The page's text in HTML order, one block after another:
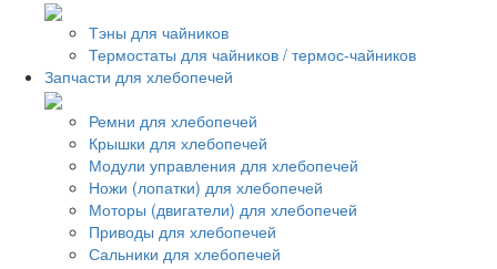
Тэны для чайников
Термостаты для чайников / термос-чайников
Запчасти для хлебопечей
Ремни для хлебопечей
Крышки для хлебопечей
Модули управления для хлебопечей
Ножи (лопатки) для хлебопечей
Моторы (двигатели) для хлебопечей
Приводы для хлебопечей
Сальники для хлебопечей